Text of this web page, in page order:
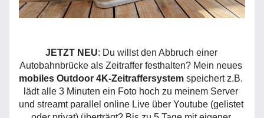
JETZT NEU: Du willst den Abbruch einer
mobiles Outdoor 4K-Zeitraffersystem speichert z.B.
lädt alle 3 Minuten ein Foto hoch zu meinem Server
und streamt parallel online Live über Youtube (gelistet